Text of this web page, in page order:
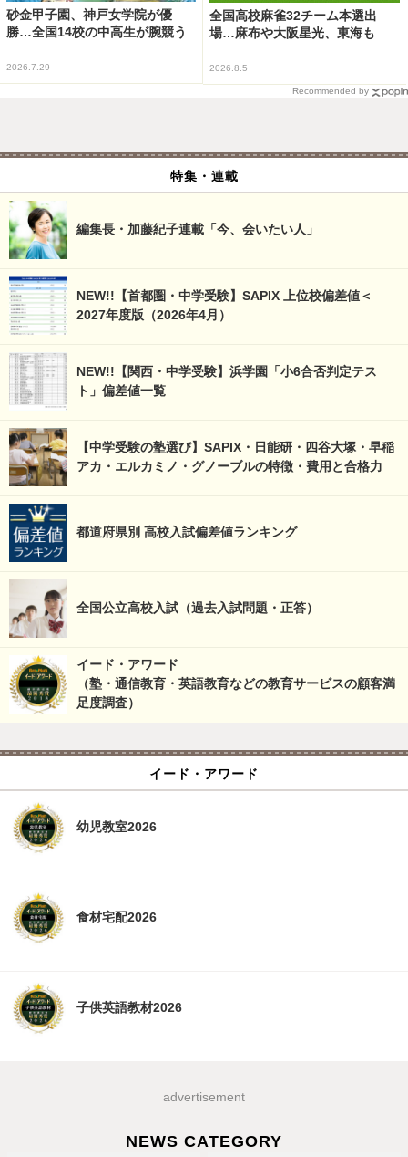
砂金甲子園、神戸女学院が優
勝…全国14校の中高生が腕競う
2026.7.29
全国高校麻雀32チーム本選出
場…麻布や大阪星光、東海も
2026.8.5
Recommended by
特集・連載
編集長・加藤紀子連載「今、会いたい人」
NEW!!【首都圏・中学受験】SAPIX 上位校偏差値＜
2027年度版（2026年4月）
NEW!!【関西・中学受験】浜学園「小6合否判定テス
ト」偏差値一覧
【中学受験の塾選び】SAPIX・日能研・四谷大塚・早稲
アカ・エルカミノ・グノーブルの特徴・費用と合格力
都道府県別 高校入試偏差値ランキング
全国公立高校入試（過去入試問題・正答）
イード・アワード
（塾・通信教育・英語教育などの教育サービスの顧客満
足度調査）
イード・アワード
幼児教室2026
食材宅配2026
子供英語教材2026
advertisement
NEWS CATEGORY